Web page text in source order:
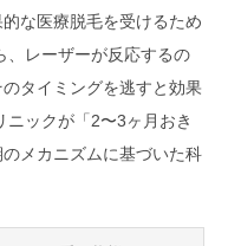
な医療脱毛を受けるため
、レーザーが反応するの
タイミングを逃すと効果
ックが「2〜3ヶ月おき
メカニズムに基づいた科